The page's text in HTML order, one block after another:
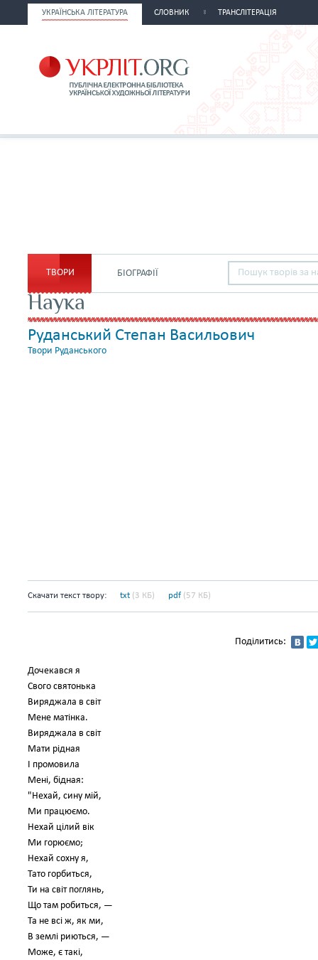
УКРАЇНСЬКА ЛІТЕРАТУРА СЛОВНИК ТРАНСЛІТЕРАЦІЯ
ТВОРИ БІОГРАФІЇ
Наука
Руданський Степан Васильович
Твори Руданського
Скачати текст твору: txt (3 КБ) pdf (57 КБ)
Поділитись:
Дочекався я
Свого святонька
Виряджала в світ
Мене матінка.
Виряджала в світ
Мати рідная
І промовила
Мені, бідная:
"Нехай, сину мій,
Ми працюємо.
Нехай цілий вік
Ми горюємо;
Нехай сохну я,
Тато горбиться,
Ти на світ поглянь,
Що там робиться, —
Та не всі ж, як ми,
В землі риються, —
Може, є такі,